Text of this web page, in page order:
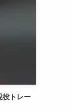
役トレー